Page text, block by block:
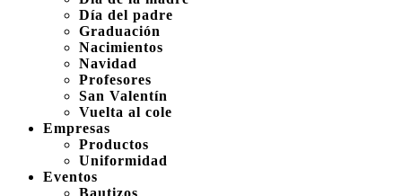
Día del padre
Graduación
Nacimientos
Navidad
Profesores
San Valentín
Vuelta al cole
Empresas
Productos
Uniformidad
Eventos
Bautizos